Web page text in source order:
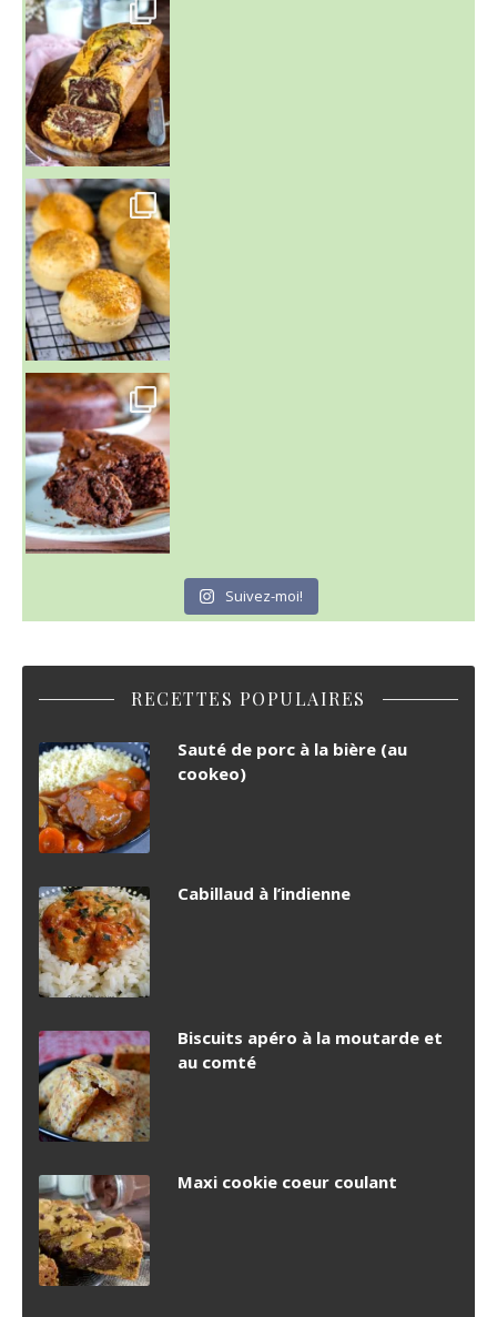
~ BUNS MAISON ~
Un peu de boulange par ici au
~ GÂTEAU FONDANT CHOCO NOISETTE ~
C'est lundi
Suivez-moi!
RECETTES POPULAIRES
Sauté de porc à la bière (au
cookeo)
Cabillaud à l’indienne
Biscuits apéro à la moutarde et
au comté
Maxi cookie coeur coulant